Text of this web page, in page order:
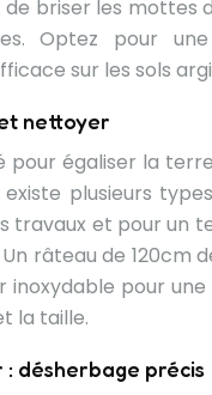
briser les mottes
Optez pour
sur les sols
nettoyer
pour égaliser la
existe plusieurs
travaux et pour un
râteau de 120cm
inoxydable pour
la taille.
désherbage précis